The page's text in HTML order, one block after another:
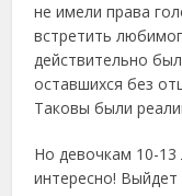
не имели права
встретить
действительно
оставшихся без
Таковы были
Но девочкам 10-13
интересно!